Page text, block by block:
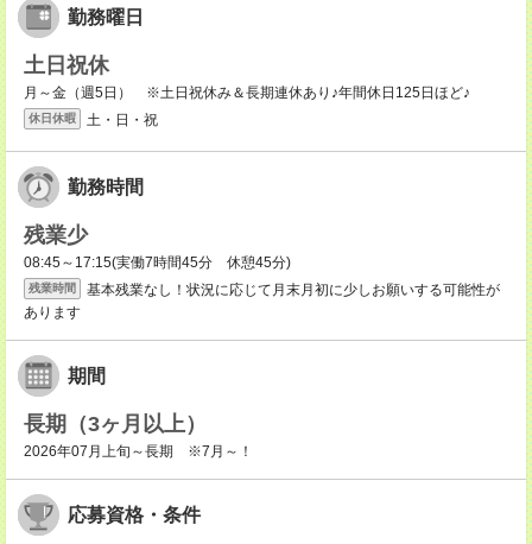
勤務曜日
土日祝休
月～金（週5日） ※土日祝休み＆長期連休あり♪年間休日125日ほど♪
休日休暇 土・日・祝
勤務時間
残業少
08:45～17:15(実働7時間45分 休憩45分)
残業時間
基本残業なし！状況に応じて月末月初に少しお願いする可能性が
あります
期間
長期（3ヶ月以上）
2026年07月上旬～長期 ※7月～！
応募資格・条件